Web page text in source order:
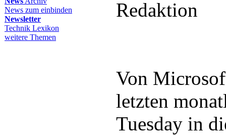
News zum einbinden
Newsletter
Technik Lexikon
weitere Themen
Redaktion
Von
letzten
Tuesday in